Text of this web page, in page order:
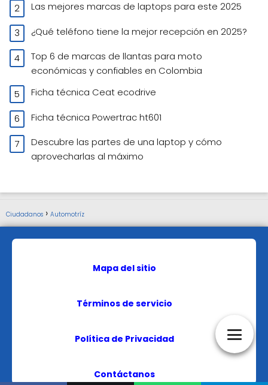
Las mejores marcas de laptops para este 2025
¿Qué teléfono tiene la mejor recepción en 2025?
Top 6 de marcas de llantas para moto
económicas y confiables en Colombia
Ficha técnica Ceat ecodrive
Ficha técnica Powertrac ht601
Descubre las partes de una laptop y cómo
aprovecharlas al máximo
Ciudadanos Automotríz
Mapa del sitio
Términos de servicio
Política de Privacidad
Contáctanos